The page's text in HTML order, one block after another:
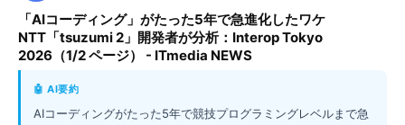
「AIコーディング」がたった5年で急進化したワケ
NTT「tsuzumi 2」開発者が分析：Interop Tokyo
2026（1/2 ページ） - ITmedia NEWS
🤖 AI要約
AIコーディングがたった5年で競技プログラミングレベルまで急